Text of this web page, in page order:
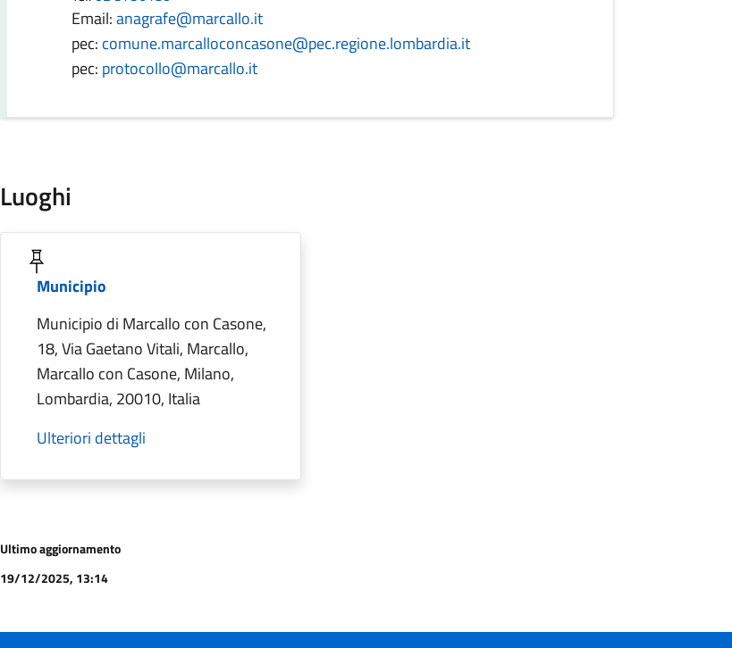
Email:anagrafe@marcallo.it
pec: comune.marcalloconcasone@pec.regione.lombardia.it
pec: protocollo@marcallo.it
Luoghi
Municipio
Municipio di Marcallo con Casone,
18, Via Gaetano Vitali, Marcallo,
Marcallo con Casone, Milano,
Lombardia, 20010, Italia
Ulteriori dettagli
Ultimo aggiornamento
19/12/2025, 13:14